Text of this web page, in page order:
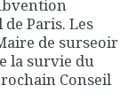
Paris. Les
de surseoir
la survie du
Conseil